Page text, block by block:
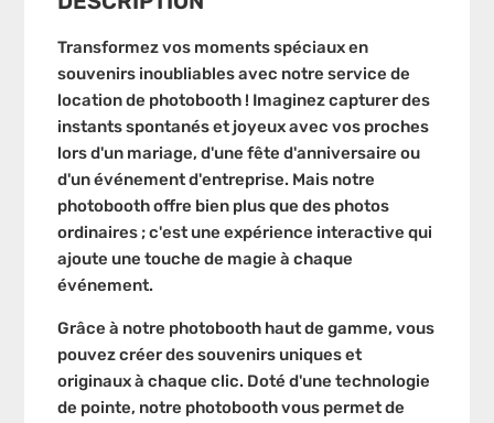
Transformez vos moments spéciaux en
souvenirs inoubliables avec notre service de
location de photobooth ! Imaginez capturer des
instants spontanés et joyeux avec vos proches
lors d'un mariage, d'une fête d'anniversaire ou
d'un événement d'entreprise. Mais notre
photobooth offre bien plus que des photos
ordinaires ; c'est une expérience interactive qui
ajoute une touche de magie à chaque
événement.
Grâce à notre photobooth haut de gamme, vous
pouvez créer des souvenirs uniques et
originaux à chaque clic. Doté d'une technologie
de pointe, notre photobooth vous permet de